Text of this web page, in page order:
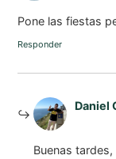
Pone las fiestas
Responder
Daniel
Buenas tardes,